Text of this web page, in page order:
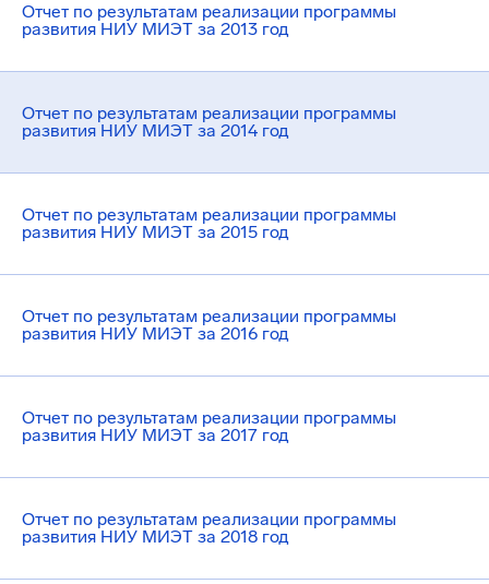
Отчет по результатам реализации программы
развития НИУ МИЭТ за 2013 год
Отчет по результатам реализации программы
развития НИУ МИЭТ за 2014 год
Отчет по результатам реализации программы
развития НИУ МИЭТ за 2015 год
Отчет по результатам реализации программы
развития НИУ МИЭТ за 2016 год
Отчет по результатам реализации программы
развития НИУ МИЭТ за 2017 год
Отчет по результатам реализации программы
развития НИУ МИЭТ за 2018 год